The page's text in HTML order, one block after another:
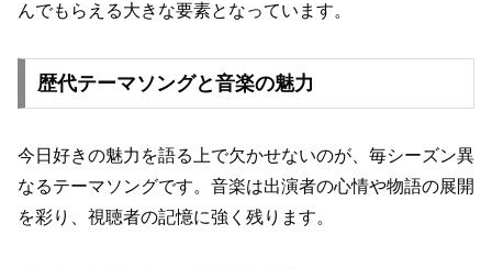
んでもらえる大きな要素となっています。
歴代テーマソングと音楽の魅力
今日好きの魅力を語る上で欠かせないのが、毎シーズン異
なるテーマソングです。音楽は出演者の心情や物語の展開
を彩り、視聴者の記憶に強く残ります。